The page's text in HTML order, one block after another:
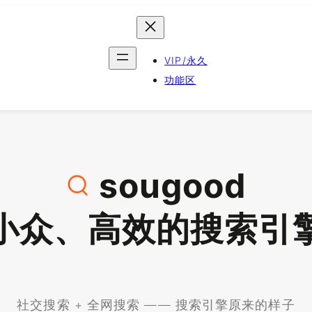
VIP/永久
功能区
sougood
众、高效的搜索引
社交搜索 + 全网搜索 —— 搜索引擎原来的样子